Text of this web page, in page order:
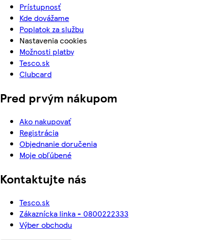
Prístupnosť
Kde dovážame
Poplatok za službu
Nastavenia cookies
Možnosti platby
Tesco.sk
Clubcard
Pred prvým nákupom
Ako nakupovať
Registrácia
Objednanie doručenia
Moje obľúbené
Kontaktujte nás
Tesco.sk
Zákaznícka linka - 0800222333
Výber obchodu